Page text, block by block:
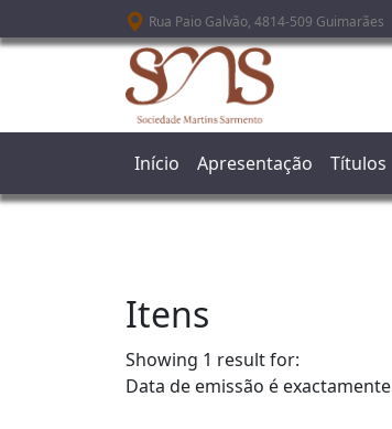
Passar para o conteúdo principal
Rua Paio Galvão, 4814-509 Guimarães
Início Apresentação Títulos
Itens
Showing 1 result for:
Data de emissão é exactamente